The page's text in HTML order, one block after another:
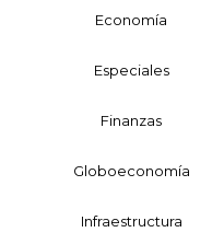
Economía
Especiales
Finanzas
Globoeconomía
Infraestructura